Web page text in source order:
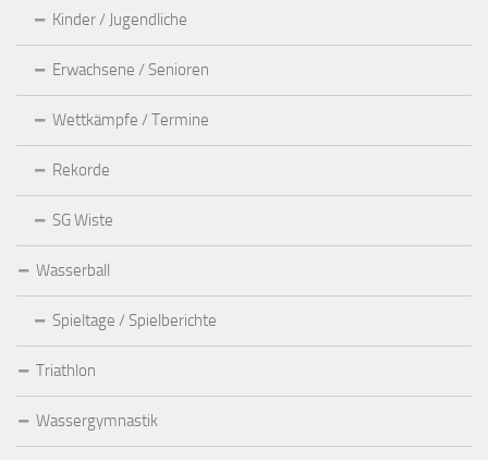
Kinder / Jugendliche
Erwachsene / Senioren
Wettkämpfe / Termine
Rekorde
SG Wiste
Wasserball
Spieltage / Spielberichte
Triathlon
Wassergymnastik